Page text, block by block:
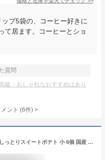
プ5袋の、コーヒー好きに
て居ます。コーヒーとショ
質問
級・おしゃれなおすすめはあり
ント (6件) >
[創味菓庵] スイートポテト 濃厚しっとりスイートポテト 小 6個 国産 [包装紙済] 全国送料なし